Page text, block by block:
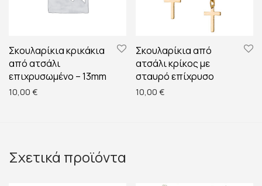
Σκουλαρίκια κρικάκια
από ατσάλι
επιχρυσωμένο – 13mm
10,00 €
Σκουλαρίκια από
ατσάλι κρίκος με
σταυρό επίχρυσο
10,00 €
Σχετικά προϊόντα